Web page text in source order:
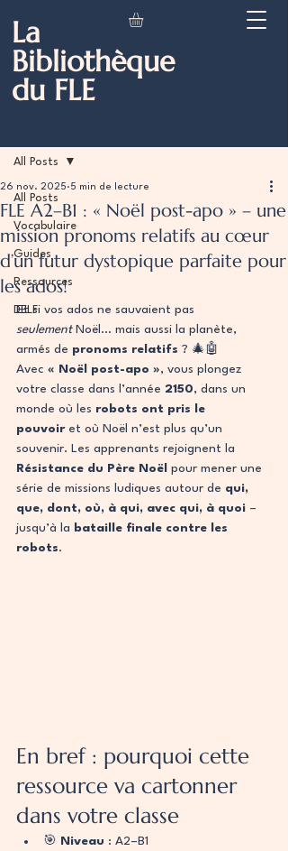
La
Bibliothèque
du FLE
All Posts
Vocabulaire
Guides
Ressources
DELF
All Posts
FLE A2–B1 : « Noël post-apo » – une
mission pronoms relatifs au cœur
d’un futur dystopique parfaite pour
les ados!
26 nov. 2025 5 min de lecture
Et si vos ados ne sauvaient pas
seulement Noël… mais aussi la planète,
armés de pronoms relatifs ? 🎄🤖
Avec « Noël post-apo », vous plongez
votre classe dans l’année 2150, dans un
monde où les robots ont pris le
pouvoir et où Noël n’est plus qu’un
souvenir. Les apprenants rejoignent la
Résistance du Père Noël pour mener une
série de missions ludiques autour de qui,
que, dont, où, à qui, avec qui, à quoi –
jusqu’à la bataille finale contre les
robots.
En bref : pourquoi cette
ressource va cartonner
dans votre classe
🎯 Niveau : A2–B1